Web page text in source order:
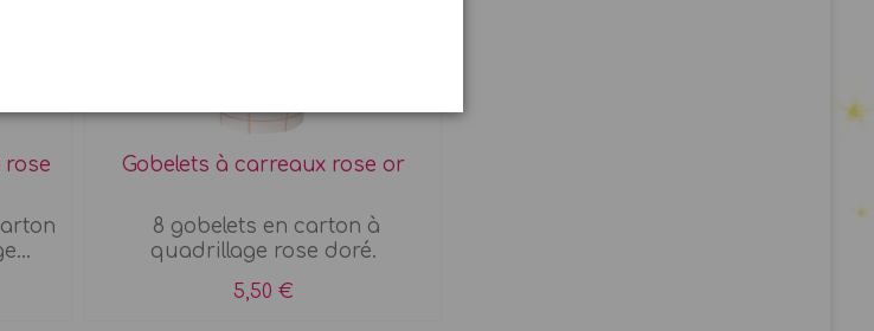
rose
Gobelets à carreaux rose or
8 gobelets en carton à
quadrillage rose doré.
5,50 €